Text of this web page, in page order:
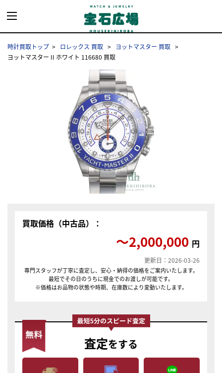
時計買取トップ ロレックス 買取
ヨットマスター 買取
ヨットマスター II ホワイト 116680 買取
買取価格（中古品）：
〜2,000,000 円
更新日：2026-03-26
専門スタッフが丁寧に査定し、安心・納得の価格をご案内いたします。
最短でその日のうちに現金でのお渡しが可能です。
※価格はお品物の状態や時期、在庫数により変動いたします。
査定をする